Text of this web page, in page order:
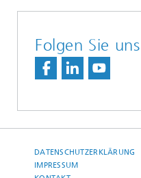
Folgen Sie uns
DATENSCHUTZERKLÄRUNG
IMPRESSUM